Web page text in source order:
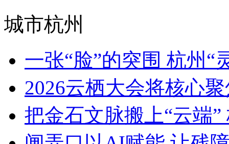
城市杭州
一张“脸”的突围 杭州“
2026云栖大会将核心
把金石文脉搬上“云端